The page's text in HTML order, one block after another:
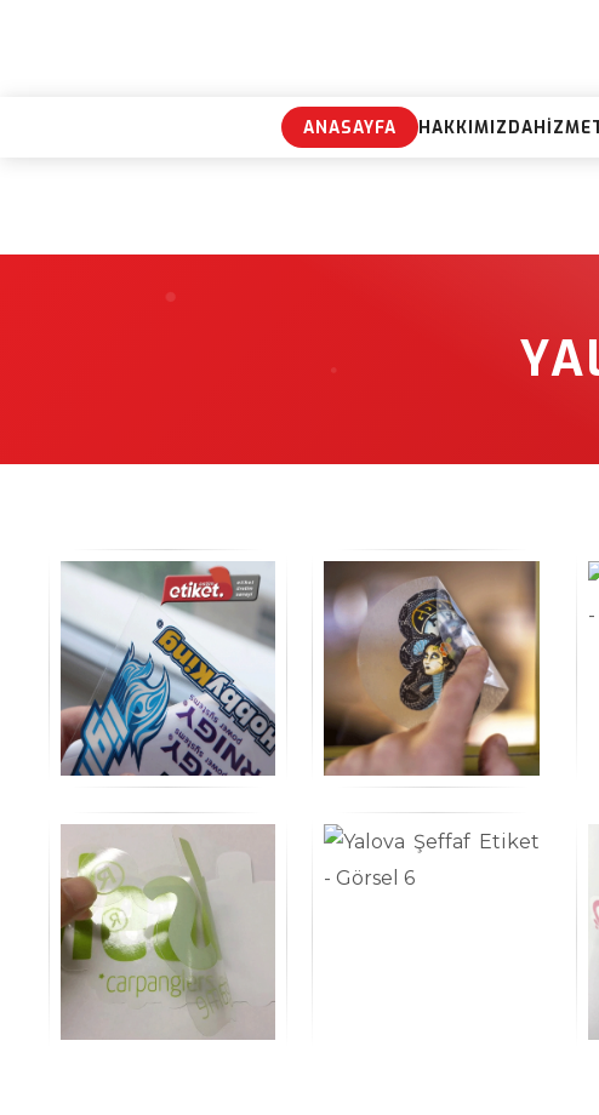
ANASAYFA HAKKIMIZDA